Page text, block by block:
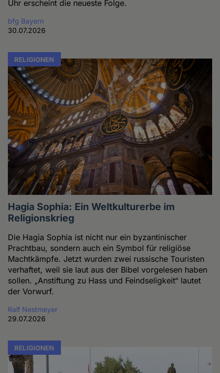
Uhr erscheint die neueste Folge.
bfg Bayern
30.07.2026
RELIGIONEN
Hagia Sophia: Ein Weltkulturerbe im
Religionskrieg
Die Hagia Sophia ist nicht nur ein byzantinischer
Prachtbau, sondern auch ein Symbol für religiöse
Machtkämpfe. Jetzt wurden zwei russische Touristen
verhaftet, weil sie laut aus der Bibel vorgelesen haben
sollen. „Anstiftung zu Hass und Feindseligkeit“ lautet
der Vorwurf.
Ralf Nestmeyer
29.07.2026
RELIGIONEN